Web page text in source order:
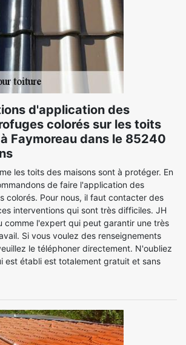
d'application des
colorés sur les toits
Faymoreau dans le 85240
les toits des maisons sont à protéger. En
de faire l'application des
colorés. Pour nous, il faut contacter des
interventions qui sont très difficiles. JH
comme l'expert qui peut garantir une très
Si vous voulez des renseignements
le téléphoner directement. N'oubliez
est établi est totalement gratuit et sans